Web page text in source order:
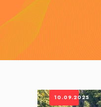
10.09.2025